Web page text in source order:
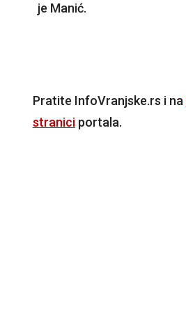
je Manić.
Pratite InfoVranjske.rs i na
straniciportala.